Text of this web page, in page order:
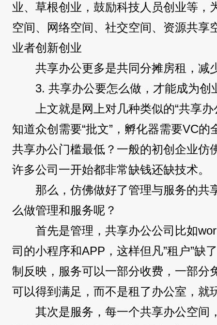
业、草根创业，鼓励科技人员创业等，
空间、网络空间、社交空间、资源共享
业者创新创业
共享办公更多是共同分摊房租，减
3. 共享办公要怎么做，才能成为创
上文就是网上对几种类似的“共享
知道众创需要“批文”，孵化器需要VC
共享办公门槛最低？一般的初创企业仿
许多公司一开始都非常缺钱还缺技术。
那么，仿佛做好了管理与服务的共
么做管理和服务呢？
首先是管理，共享办公公司比如
司的小程序和APP，这样但凡”租户”缺
制反映，服务可以一部分收费，一部分
可以得到满足，而不是租了办公室，就
其次是服务，每一个共享办公空间